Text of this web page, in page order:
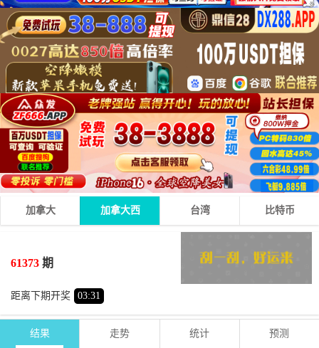
加拿大 加拿大西 台湾 比特币
61373 期
距离下期开奖 03:30
4 + 1 + 1 = 06
期号 号码
结果 走势 统计 预测